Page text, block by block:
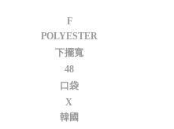
F
POLYESTER
下擺寬
48
口袋
X
韓國